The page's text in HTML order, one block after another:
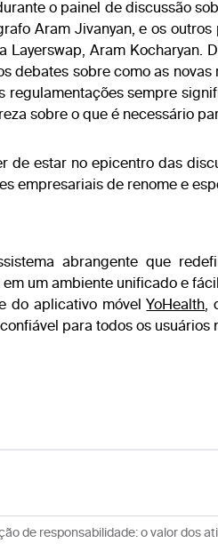
o painel de discussão
Aram Jivanyan, e os
Layerswap, Aram Kocharyan.
debates sobre como as
regulamentações sempre
sobre o que é necessário
de estar no epicentro das
empresariais de renome e
abrangente que
um ambiente unificado e
do aplicativo móvel YoHealth,
para todos os usuários
de responsabilidade: o valor dos